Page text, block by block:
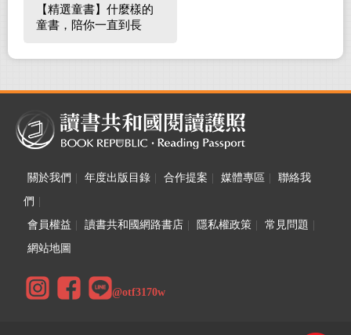
【精選童書】什麼樣的
童書，陪你一直到長
關於我們 年度出版目錄 合作提案 媒體專區
聯絡我
們
會員權益
讀書共和國網路書店 隱私權政策 常見問題
網站地圖
@otf3170w